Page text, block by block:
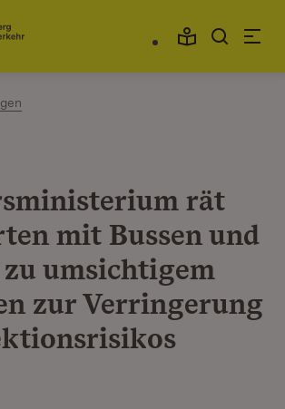
rät
mit Bussen und
umsichtigem
zur Verringerung